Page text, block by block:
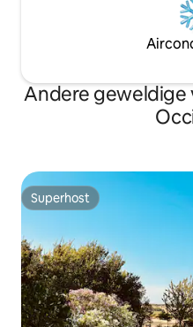
Andere geweldige
Superhost
Superhost